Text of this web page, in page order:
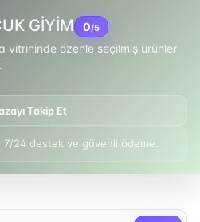
GİYİM 0/5
vitrininde özenle seçilmiş ürünler
Takip Et
7/24 destek ve güvenli ödeme.